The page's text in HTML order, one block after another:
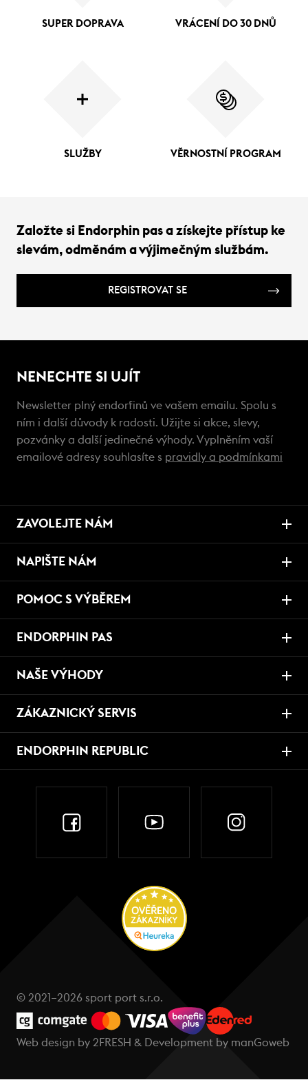
SUPER DOPRAVA VRÁCENÍ DO 30 DNŮ
SLUŽBY VĚRNOSTNÍ PROGRAM
Založte si Endorphin pas a získejte přístup ke
slevám, odměnám a výjimečným službám.
REGISTROVAT SE
NENECHTE SI UJÍT
Newsletter plný endorfinů ve vašem emailu. Spolu s
ním i další důvody k radosti. Užijte si akce, slevy,
pozvánky a další jedinečné výhody. Vyplněním vaší
emailové adresy souhlasíte s pravidly a podmínkami
ZAVOLEJTE NÁM
NAPIŠTE NÁM
POMOC S VÝBĚREM
ENDORPHIN PAS
NAŠE VÝHODY
ZÁKAZNICKÝ SERVIS
ENDORPHIN REPUBLIC
© 2021–2026 sport port s.r.o.
Web design by 2FRESH & Development by manGoweb